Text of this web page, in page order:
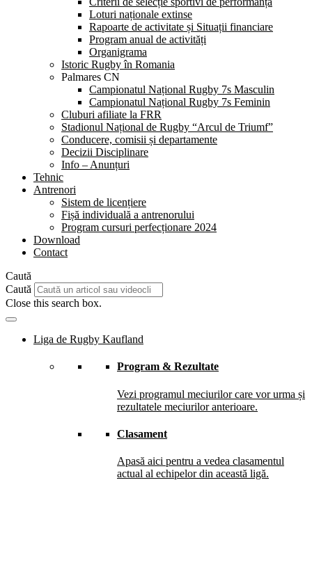
Loturi naționale extinse
Rapoarte de activitate și Situații financiare
Program anual de activități
Organigrama
Istoric Rugby în Romania
Palmares CN
Campionatul Național Rugby 7s Masculin
Campionatul Național Rugby 7s Feminin
Cluburi afiliate la FRR
Stadionul Național de Rugby “Arcul de Triumf”
Conducere, comisii și departamente
Decizii Disciplinare
Info – Anunțuri
Tehnic
Antrenori
Sistem de licențiere
Fișă individuală a antrenorului
Program cursuri perfecționare 2024
Download
Contact
Caută
Caută
Close this search box.
Liga de Rugby Kaufland
Program & Rezultate
Vezi programul meciurilor care vor urma și
rezultatele meciurilor anterioare.
Clasament
Apasă aici pentru a vedea clasamentul
actual al echipelor din această ligă.